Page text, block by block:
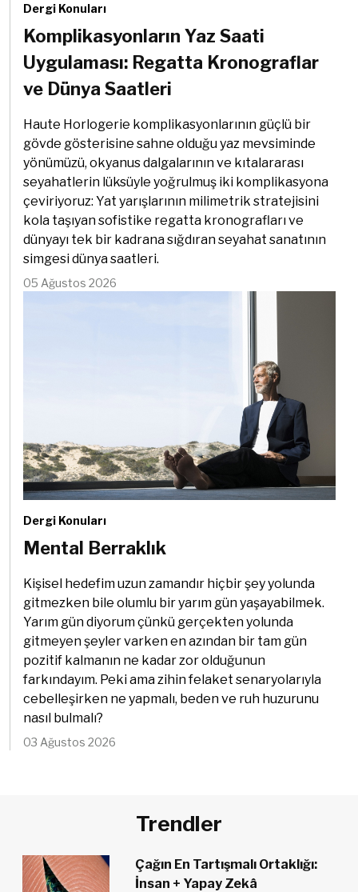
Dergi Konuları
Komplikasyonların Yaz Saati
Uygulaması: Regatta Kronograflar
ve Dünya Saatleri
Haute Horlogerie komplikasyonlarının güçlü bir
gövde gösterisine sahne olduğu yaz mevsiminde
yönümüzü, okyanus dalgalarının ve kıtalararası
seyahatlerin lüksüyle yoğrulmuş iki komplikasyona
çeviriyoruz: Yat yarışlarının milimetrik stratejisini
kola taşıyan sofistike regatta kronografları ve
dünyayı tek bir kadrana sığdıran seyahat sanatının
simgesi dünya saatleri.
05 Ağustos 2026
Dergi Konuları
Mental Berraklık
Kişisel hedefim uzun zamandır hiçbir şey yolunda
gitmezken bile olumlu bir yarım gün yaşayabilmek.
Yarım gün diyorum çünkü gerçekten yolunda
gitmeyen şeyler varken en azından bir tam gün
pozitif kalmanın ne kadar zor olduğunun
farkındayım. Peki ama zihin felaket senaryolarıyla
cebelleşirken ne yapmalı, beden ve ruh huzurunu
nasıl bulmalı?
03 Ağustos 2026
Trendler
Çağın En Tartışmalı Ortaklığı:
İnsan + Yapay Zekâ